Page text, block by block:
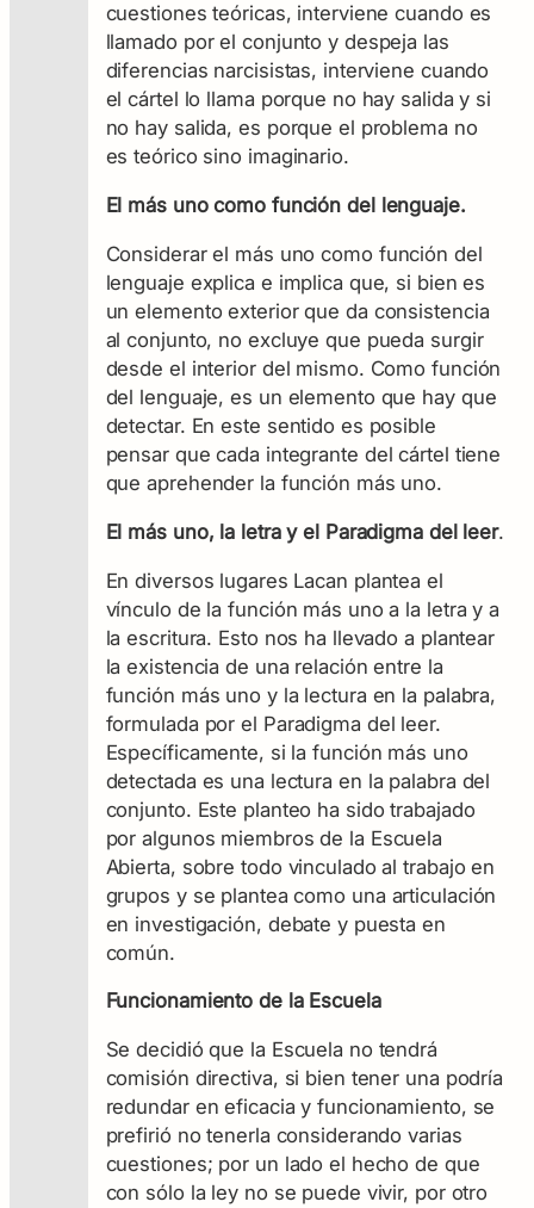
cuestiones teóricas, interviene cuando es
llamado por el conjunto y despeja las
diferencias narcisistas, interviene cuando
el cártel lo llama porque no hay salida y si
no hay salida, es porque el problema no
es teórico sino imaginario.
El más uno como función del lenguaje.
Considerar el más uno como función del
lenguaje explica e implica que, si bien es
un elemento exterior que da consistencia
al conjunto, no excluye que pueda surgir
desde el interior del mismo. Como función
del lenguaje, es un elemento que hay que
detectar. En este sentido es posible
pensar que cada integrante del cártel tiene
que aprehender la función más uno.
El más uno, la letra y el Paradigma del leer.
En diversos lugares Lacan plantea el
vínculo de la función más uno a la letra y a
la escritura. Esto nos ha llevado a plantear
la existencia de una relación entre la
función más uno y la lectura en la palabra,
formulada por el Paradigma del leer.
Específicamente, si la función más uno
detectada es una lectura en la palabra del
conjunto. Este planteo ha sido trabajado
por algunos miembros de la Escuela
Abierta, sobre todo vinculado al trabajo en
grupos y se plantea como una articulación
en investigación, debate y puesta en
común.
Funcionamiento de la Escuela
Se decidió que la Escuela no tendrá
comisión directiva, si bien tener una podría
redundar en eficacia y funcionamiento, se
prefirió no tenerla considerando varias
cuestiones; por un lado el hecho de que
con sólo la ley no se puede vivir, por otro